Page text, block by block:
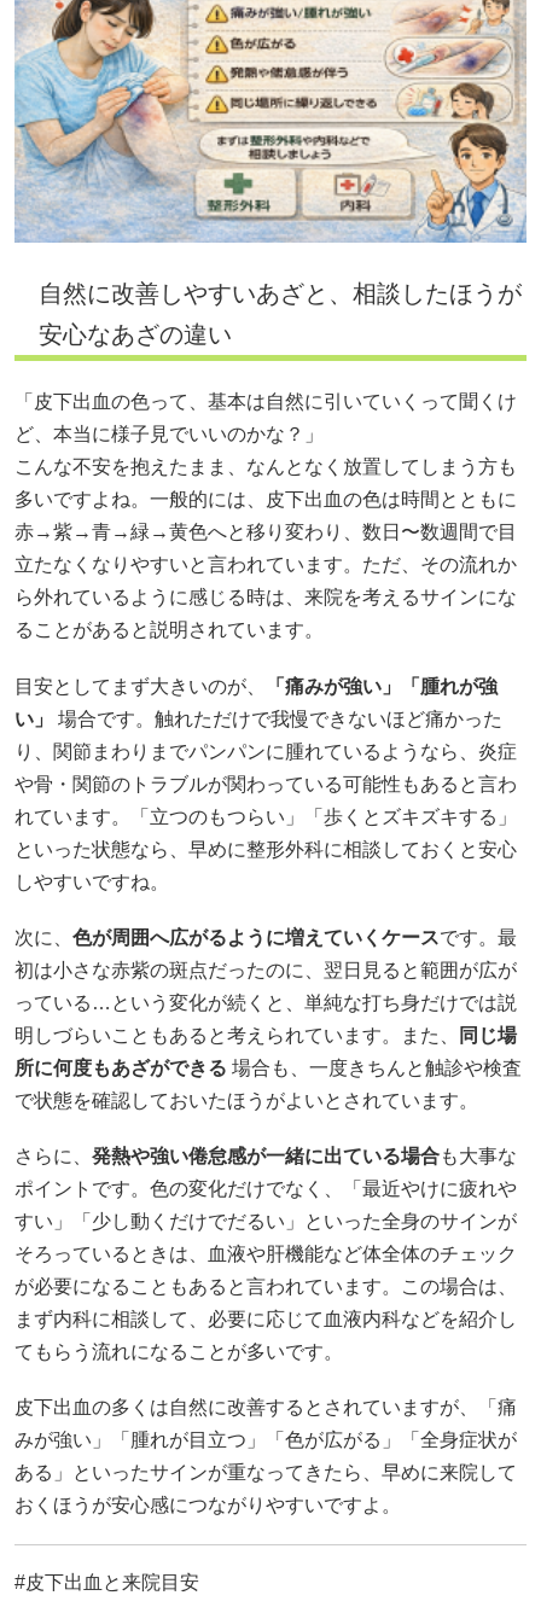
自然に改善しやすいあざと、相談したほうが
安心なあざの違い
「皮下出血の色って、基本は自然に引いていくって聞くけ
ど、本当に様子見でいいのかな？」
こんな不安を抱えたまま、なんとなく放置してしまう方も
多いですよね。一般的には、皮下出血の色は時間とともに
赤→紫→青→緑→黄色へと移り変わり、数日〜数週間で目
立たなくなりやすいと言われています。ただ、その流れか
ら外れているように感じる時は、来院を考えるサインにな
ることがあると説明されています。
目安としてまず大きいのが、
「痛みが強い」「腫れが強
い」
場合です。触れただけで我慢できないほど痛かった
り、関節まわりまでパンパンに腫れているようなら、炎症
や骨・関節のトラブルが関わっている可能性もあると言わ
れています。「立つのもつらい」「歩くとズキズキする」
といった状態なら、早めに整形外科に相談しておくと安心
しやすいですね。
次に、 色が周囲へ広がるように増えていくケースです。最
初は小さな赤紫の斑点だったのに、翌日見ると範囲が広が
っている…という変化が続くと、単純な打ち身だけでは説
明しづらいこともあると考えられています。また、
同じ場
所に何度もあざができる 場合も、一度きちんと触診や検査
で状態を確認しておいたほうがよいとされています。
さらに、 発熱や強い倦怠感が一緒に出ている場合も大事な
ポイントです。色の変化だけでなく、「最近やけに疲れや
すい」「少し動くだけでだるい」といった全身のサインが
そろっているときは、血液や肝機能など体全体のチェック
が必要になることもあると言われています。この場合は、
まず内科に相談して、必要に応じて血液内科などを紹介し
てもらう流れになることが多いです。
皮下出血の多くは自然に改善するとされていますが、「痛
みが強い」「腫れが目立つ」「色が広がる」「全身症状が
ある」といったサインが重なってきたら、早めに来院して
おくほうが安心感につながりやすいですよ。
#皮下出血と来院目安